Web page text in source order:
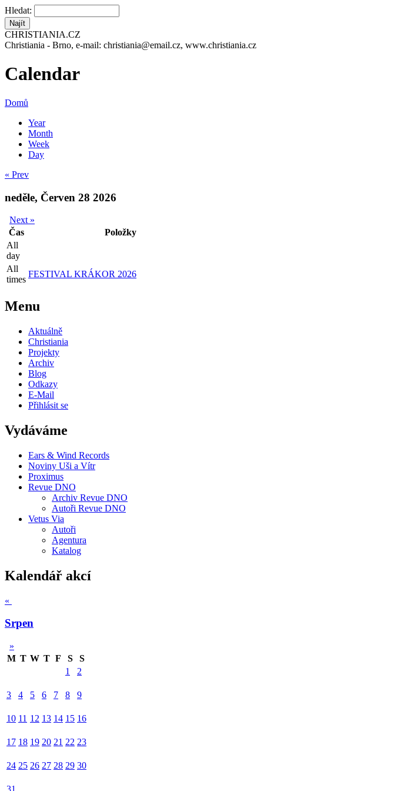
Hledat:
CHRISTIANIA.CZ
Christiania - Brno, e-mail: christiania@email.cz, www.christiania.cz
Calendar
Domů
Year
Month
Week
Day
« Prev
neděle, Červen 28 2026
Next »
Čas
Položky
All
day
All
times
FESTIVAL KRÁKOR 2026
Menu
Aktuálně
Christiania
Projekty
Archiv
Blog
Odkazy
E-Mail
Přihlásit se
Vydáváme
Ears & Wind Records
Noviny Uši a Vítr
Proximus
Revue DNO
Archiv Revue DNO
Autoři Revue DNO
Vetus Via
Autoři
Agentura
Katalog
Kalendář akcí
«
Srpen
»
M T W T F S
S
1
2
3 4 5 6 7 8 9
10 11 12 13 14 15 16
17 18 19 20 21 22 23
24 25 26 27 28 29 30